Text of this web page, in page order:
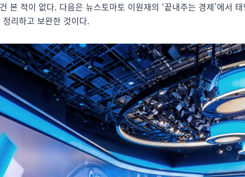
본 적이 없다. 다음은 뉴스토마토 이원재의 ‘끝내주는 경제’에서
리하고 보완한 것이다.